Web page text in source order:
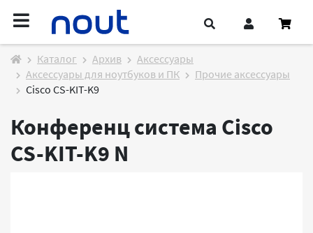
Каталог Архив
Аксессуары
Аксессуары для ноутбуков и ПК
Прочие аксессуары
Cisco CS-KIT-K9
Конференц система Cisco
CS-KIT-K9 N